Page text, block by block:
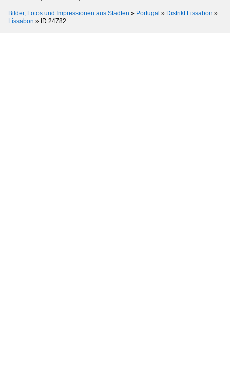
Bilder, Fotos und Impressionen aus Städten » Portugal » Distrikt Lissabon »
Lissabon » ID 24782